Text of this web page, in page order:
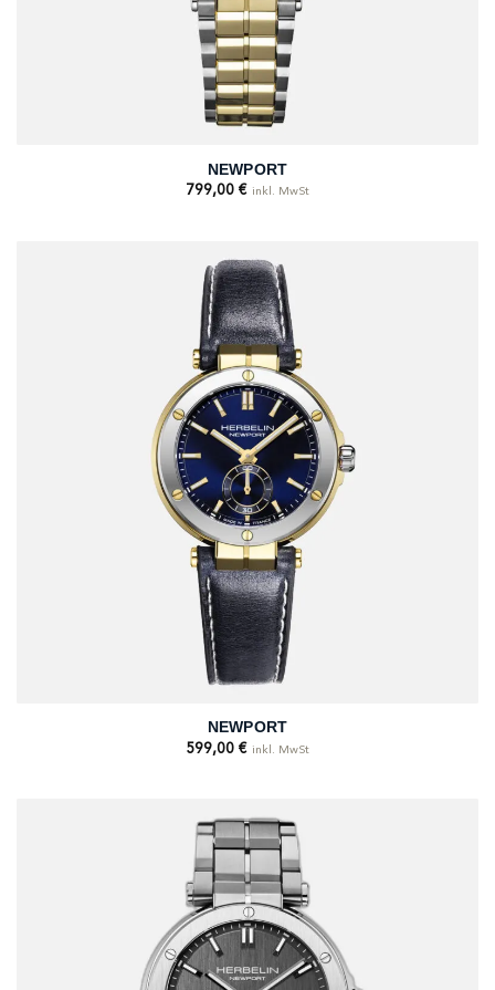
NEWPORT
799,00 € inkl. MwSt
NEWPORT
599,00 € inkl. MwSt